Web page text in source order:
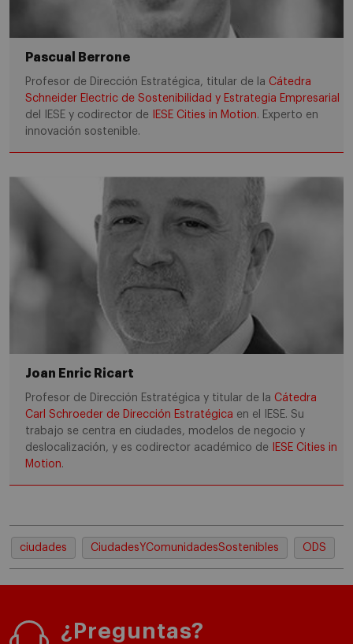
Pascual Berrone
Profesor de Dirección Estratégica, titular de la Cátedra
Schneider Electric de Sostenibilidad y Estrategia Empresarial
del IESE y codirector de
IESE Cities in Motion. Experto en
innovación sostenible.
Joan Enric Ricart
Profesor de Dirección Estratégica y titular de la Cátedra
Carl Schroeder de Dirección Estratégica en el IESE. Su
trabajo se centra en ciudades, modelos de negocio y
deslocalización, y es codirector académico de
IESE Cities in
Motion.
ciudades CiudadesYComunidadesSostenibles ODS
¿Preguntas?